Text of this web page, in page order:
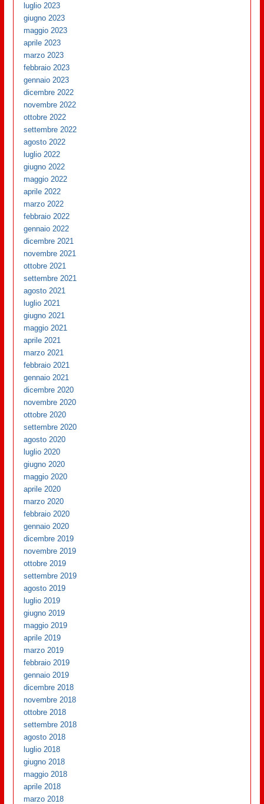
luglio 2023
giugno 2023
maggio 2023
aprile 2023
marzo 2023
febbraio 2023
gennaio 2023
dicembre 2022
novembre 2022
ottobre 2022
settembre 2022
agosto 2022
luglio 2022
giugno 2022
maggio 2022
aprile 2022
marzo 2022
febbraio 2022
gennaio 2022
dicembre 2021
novembre 2021
ottobre 2021
settembre 2021
agosto 2021
luglio 2021
giugno 2021
maggio 2021
aprile 2021
marzo 2021
febbraio 2021
gennaio 2021
dicembre 2020
novembre 2020
ottobre 2020
settembre 2020
agosto 2020
luglio 2020
giugno 2020
maggio 2020
aprile 2020
marzo 2020
febbraio 2020
gennaio 2020
dicembre 2019
novembre 2019
ottobre 2019
settembre 2019
agosto 2019
luglio 2019
giugno 2019
maggio 2019
aprile 2019
marzo 2019
febbraio 2019
gennaio 2019
dicembre 2018
novembre 2018
ottobre 2018
settembre 2018
agosto 2018
luglio 2018
giugno 2018
maggio 2018
aprile 2018
marzo 2018